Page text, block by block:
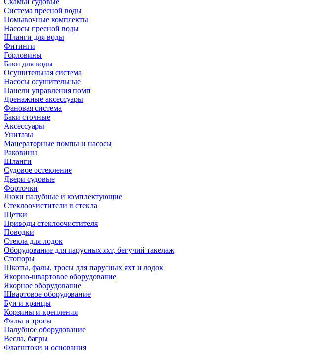
Скамьи судовые
Система пресной воды
Помывочные комплекты
Насосы пресной воды
Шланги для воды
Фитинги
Горловины
Баки для воды
Осушительная система
Насосы осушительные
Панели управления помп
Дренажные аксессуары
Фановая система
Баки сточные
Аксессуары
Унитазы
Мацераторные помпы и насосы
Раковины
Шланги
Судовое остекление
Двери судовые
Форточки
Люки палубные и комплектующие
Стеклоочистители и стекла
Щетки
Приводы стеклоочистителя
Поводки
Стекла для лодок
Оборудование для парусных яхт, бегучий такелаж
Стопоры
Шкоты, фалы, тросы для парусных яхт и лодок
Якорно-швартовое оборудование
Якорное оборудование
Швартовое оборудование
Буи и кранцы
Корзины и крепления
Фалы и тросы
Палубное оборудование
Весла, багры
Флагштоки и основания